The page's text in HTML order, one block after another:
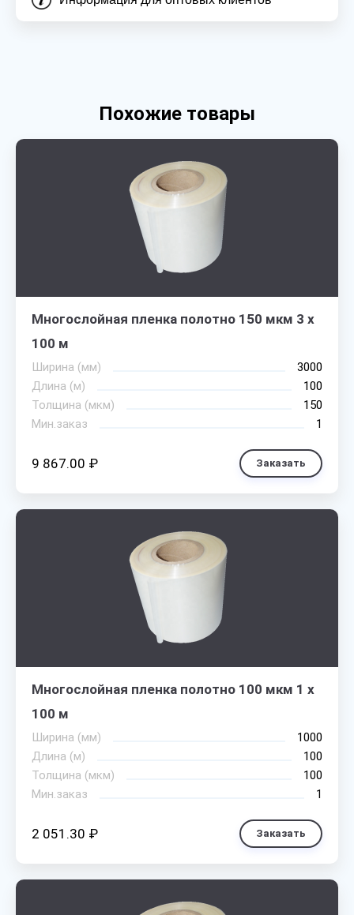
Похожие товары
Многослойная пленка полотно 150 мкм 3 х
100 м
Ширина (мм)
3000
Длина (м)
100
Толщина (мкм)
150
Мин.заказ
1
9 867.00 ₽ Заказать
Многослойная пленка полотно 100 мкм 1 х
100 м
Ширина (мм)
1000
Длина (м)
100
Толщина (мкм)
100
Мин.заказ
1
2 051.30 ₽ Заказать